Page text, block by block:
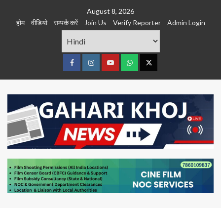
August 8, 2026
होम
वीडियो सम्पर्क करें Join Us Verify Reporter Admin Login
FacebookInstagramyoutubeWhatsTwitter